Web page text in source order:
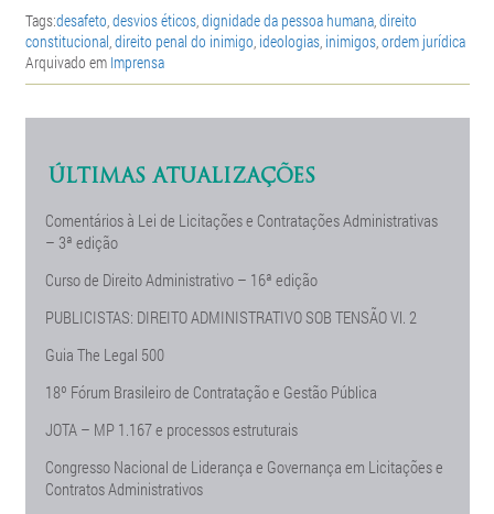
Tags:desafeto,desvios éticos,dignidade da pessoa humana,direito
constitucional,direito penal do inimigo, ideologias, inimigos,ordem jurídica
Arquivado em Imprensa
ÚLTIMAS ATUALIZAÇÕES
Comentários à Lei de Licitações e Contratações Administrativas
– 3ª edição
Curso de Direito Administrativo – 16ª edição
PUBLICISTAS: DIREITO ADMINISTRATIVO SOB TENSÃO Vl. 2
Guia The Legal 500
18º Fórum Brasileiro de Contratação e Gestão Pública
JOTA – MP 1.167 e processos estruturais
Congresso Nacional de Liderança e Governança em Licitações e
Contratos Administrativos